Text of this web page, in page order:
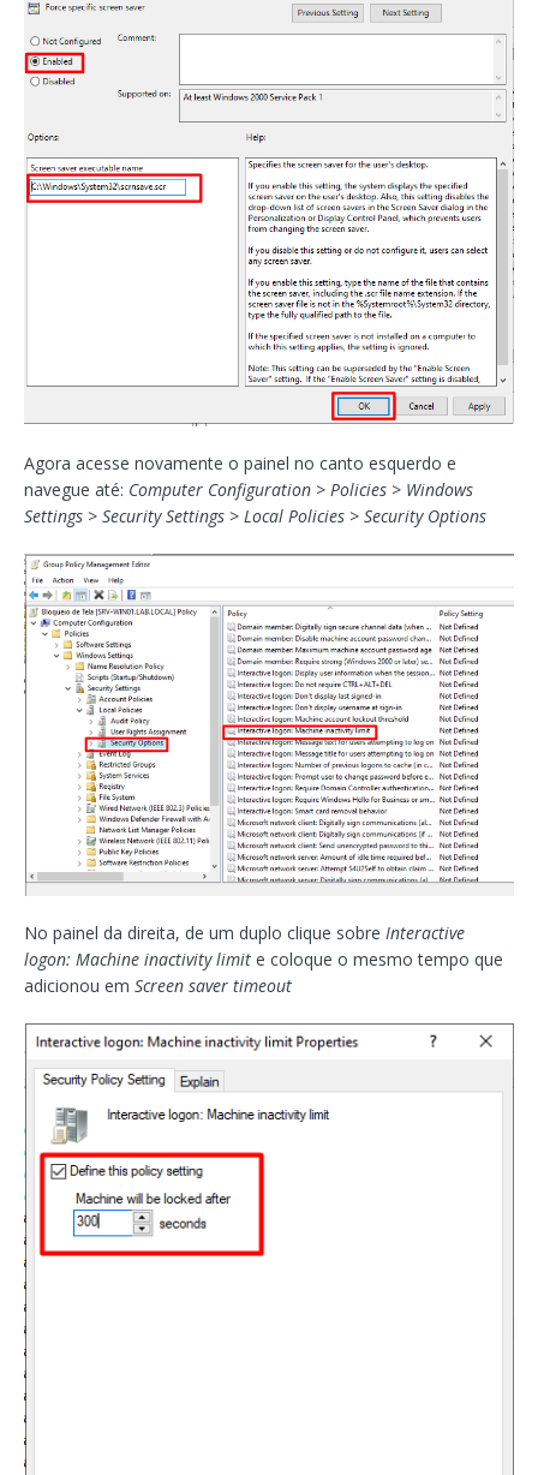
Agora acesse novamente o painel no canto esquerdo e
navegue até: Computer Configuration > Policies > Windows
Settings > Security Settings > Local Policies > Security Options
No painel da direita, de um duplo clique sobre Interactive
logon: Machine inactivity limit e coloque o mesmo tempo que
adicionou em Screen saver timeout